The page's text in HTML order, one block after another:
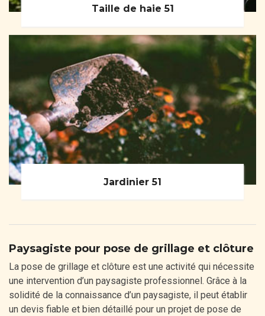
Taille de haie 51
Jardinier 51
Paysagiste pour pose de grillage et clôture
La pose de grillage et clôture est une activité qui nécessite
une intervention d’un paysagiste professionnel. Grâce à la
solidité de la connaissance d’un paysagiste, il peut établir
un devis fiable et bien détaillé pour un projet de pose de